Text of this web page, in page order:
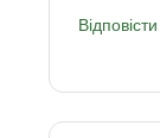
Відповісти